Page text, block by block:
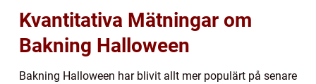
Kvantitativa Mätningar om
Bakning Halloween
Bakning Halloween har blivit allt mer populärt på senare